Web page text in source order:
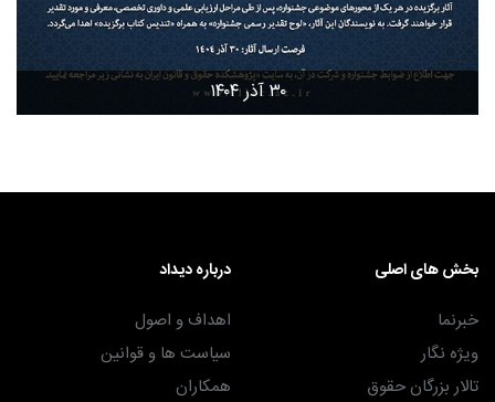
۳۰ آذر ۱۴۰۴
بخش های اصلی
خبرنما
ویژه نگار
تالار بزرگان حقوق
درباره دیداد
اهداف و اصول
سیاست ها و قوانین
همکاران